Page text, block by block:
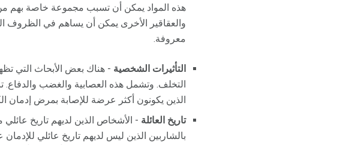
هذه المواد يمكن أن تسبب مجموعة خاصة بهم
والعقاقير الأخرى يمكن أن يساهم في الظروف
معروفة.
التأثيرات الشخصية - هناك بعض الأبحاث التي
التخلف. وتشمل هذه العصابية والغضب والدفاع.
الذين يكونون أكثر عرضة للإصابة بمرض إدمان
تاريخ العائلة - الأشخاص الذين لديهم تاريخ
بالشاربين الذين ليس لديهم تاريخ عائلي